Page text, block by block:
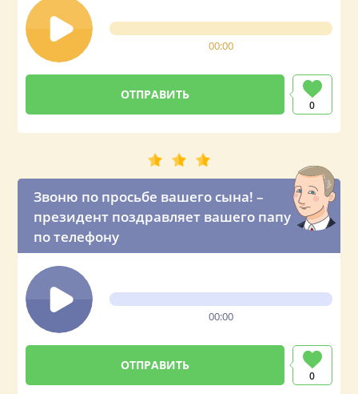
00:00
0
Звоню по просьбе вашего сына! –
президент поздравляет вашего папу
по телефону
00:00
0